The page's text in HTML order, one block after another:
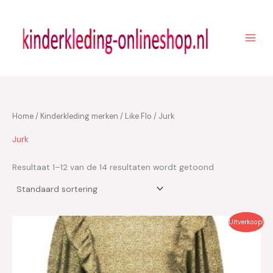
inhoud
Home/ Kinderkleding merken / Like Flo / Jurk
Jurk
Resultaat 1–12 van de 14 resultaten wordt getoond
Uitverkoop!
Oorspronkelijke
prijs
was:
€59.95.
Huidige
prijs
is:
€30.00.